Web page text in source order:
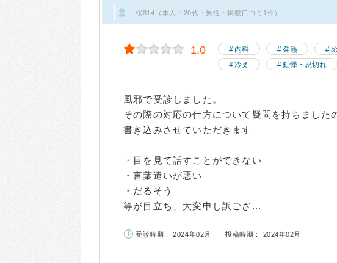
桜814（本人・20代・男性・掲載口コミ1件）
1.0 内科 発熱
冷え
動悸・息切れ
風邪で受診しました。
その際の対応の仕方について疑問を持ちました
書き込みさせていただきます
・目を見て話すことができない
・言葉遣いが悪い
・だるそう
等が目立ち、大変申し訳ござ...
受診時期： 2024年02月 投稿時期： 2024年02月